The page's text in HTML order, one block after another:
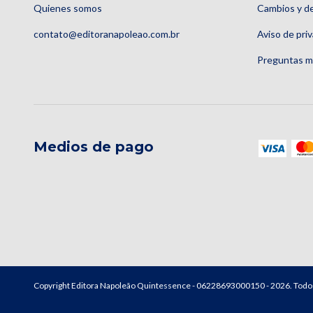
Quienes somos
contato@editoranapoleao.com.br
Cambios y
Aviso de
Preguntas
Medios de pago
Copyright Editora Napoleão Quintessence - 06228693000150 - 2026.